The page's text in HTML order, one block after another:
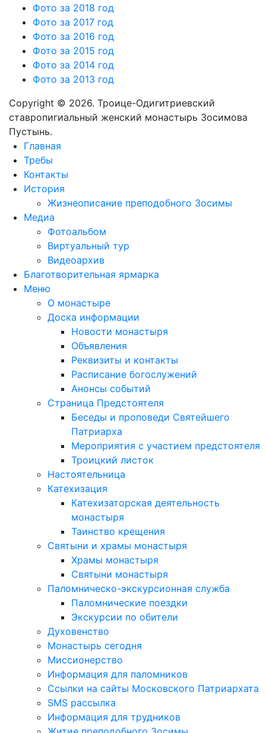
Фото за 2018 год
Фото за 2017 год
Фото за 2016 год
Фото за 2015 год
Фото за 2014 год
Фото за 2013 год
Copyright © 2026. Троице-Одигитриевский
ставропигиальный женский монастырь Зосимова
Пустынь.
Главная
Требы
Контакты
История
Жизнеописание преподобного Зосимы
Медиа
Фотоальбом
Виртуальный тур
Видеоархив
Благотворительная ярмарка
Меню
О монастыре
Доска информации
Новости монастыря
Объявления
Реквизиты и контакты
Расписание богослужений
Анонсы событий
Страница Предстоятеля
Беседы и проповеди Святейшего
Патриарха
Мероприятия с участием предстоятеля
Троицкий листок
Настоятельница
Катехизация
Катехизаторская деятельность
монастыря
Таинство крещения
Святыни и храмы монастыря
Храмы монастыря
Святыни монастыря
Паломническо-экскурсионная служба
Паломнические поездки
Экскурсии по обители
Духовенство
Монастырь сегодня
Миссионерство
Информация для паломников
Ссылки на сайты Московского Патриархата
SMS рассылка
Информация для трудников